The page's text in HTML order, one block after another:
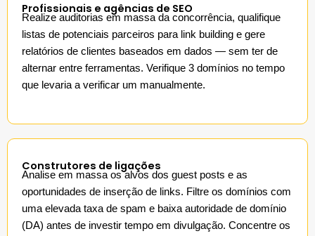
Profissionais e agências de SEO
Realize auditorias em massa da concorrência, qualifique
listas de potenciais parceiros para link building e gere
relatórios de clientes baseados em dados — sem ter de
alternar entre ferramentas. Verifique 3 domínios no tempo
que levaria a verificar um manualmente.
Construtores de ligações
Analise em massa os alvos dos guest posts e as
oportunidades de inserção de links. Filtre os domínios com
uma elevada taxa de spam e baixa autoridade de domínio
(DA) antes de investir tempo em divulgação. Concentre os